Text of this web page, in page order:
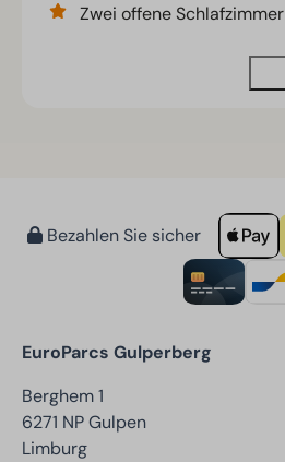
Zwei offene Schlafzimmer
Bezahlen Sie sicher
EuroParcs Gulperberg
Berghem 1
6271 NP Gulpen
Limburg